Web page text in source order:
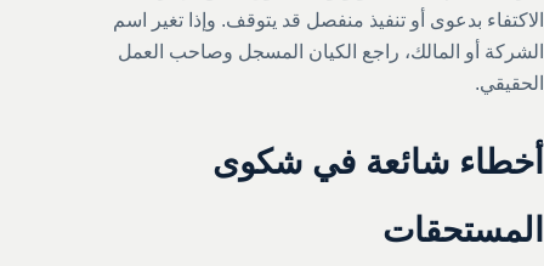
الاكتفاء بدعوى أو تنفيذ منفصل قد يتوقف. وإذا تغير اسم
الشركة أو المالك، راجع الكيان المسجل وصاحب العمل
الحقيقي.
أخطاء شائعة في شكوى
المستحقات